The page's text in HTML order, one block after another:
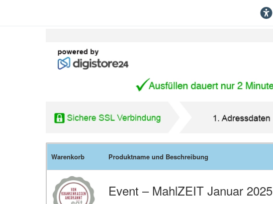
Warenkorb Produktname und Beschreibung
Event – MahlZEIT Januar 2025